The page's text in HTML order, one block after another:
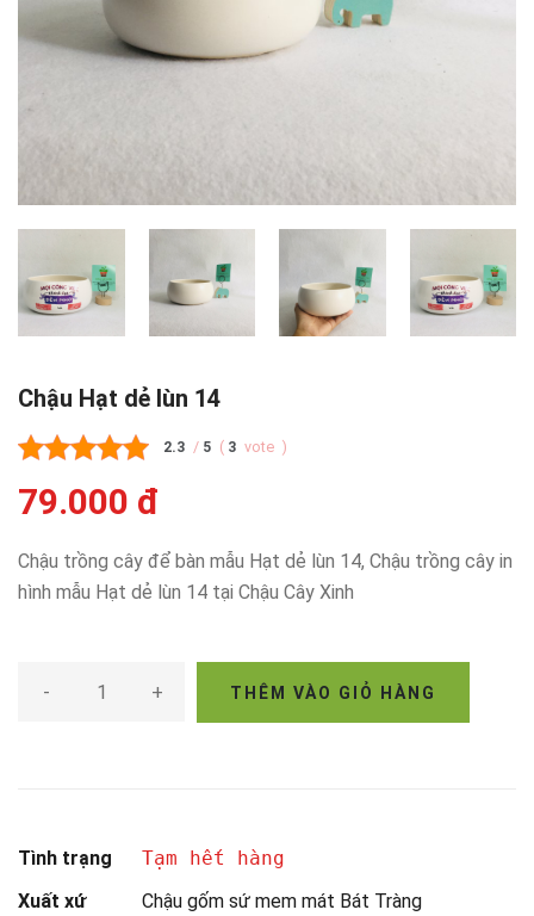
Chậu Hạt dẻ lùn 14
2.3 / 5 ( 3 vote )
79.000 đ
Chậu trồng cây để bàn mẫu Hạt dẻ lùn 14, Chậu trồng cây in
hình mẫu Hạt dẻ lùn 14 tại Chậu Cây Xinh
- + THÊM VÀO GIỎ HÀNG
Tình trạng
Tạm hết hàng
Xuất xứ
Chậu gốm sứ mem mát Bát Tràng